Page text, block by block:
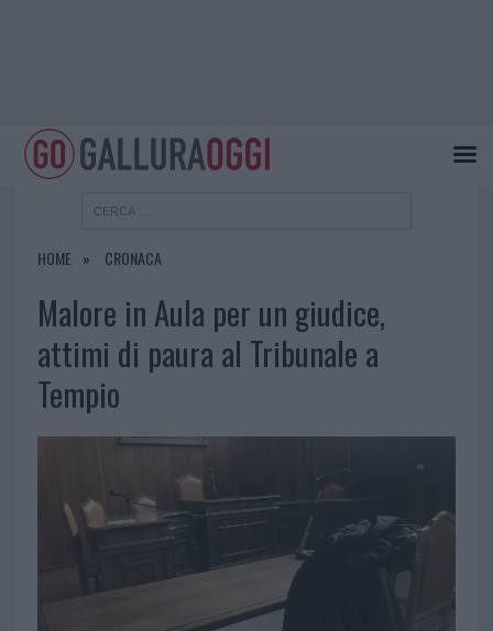
HOME CRONACA
Malore in Aula per un giudice,
attimi di paura al Tribunale a
Tempio